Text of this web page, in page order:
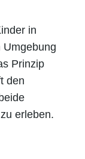
in
Umgebung
Prinzip
den
erleben.